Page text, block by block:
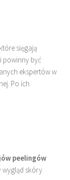
sięgają
powinny być
ekspertów w
Po ich
peelingów
wygląd skóry.